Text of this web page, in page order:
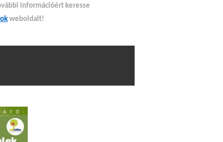
információért keresse
weboldalt!